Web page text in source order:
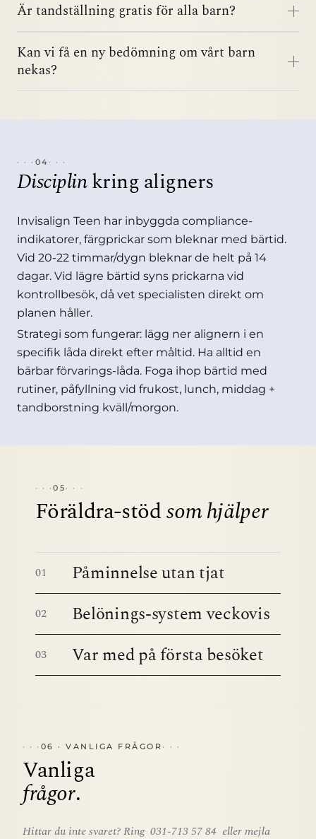
Är tandställning gratis för alla barn?
Kan vi få en ny bedömning om vårt barn
nekas?
04
Disciplinkring aligners
Invisalign Teen har inbyggda compliance-
indikatorer, färgprickar som bleknar med bärtid.
Vid 20-22 timmar/dygn bleknar de helt på 14
dagar. Vid lägre bärtid syns prickarna vid
kontrollbesök, då vet specialisten direkt om
planen håller.
Strategi som fungerar: lägg ner alignern i en
specifik låda direkt efter måltid. Ha alltid en
bärbar förvarings-låda. Foga ihop bärtid med
rutiner, påfyllning vid frukost, lunch, middag +
tandborstning kväll/morgon.
05
Föräldra-stödsom hjälper
01 Påminnelse utan tjat
02 Belönings-system veckovis
03 Var med på första besöket
06 · VANLIGA FRÅGOR
Vanliga
frågor.
Hittar du inte svaret? Ring 031-713 57 84 eller mejla